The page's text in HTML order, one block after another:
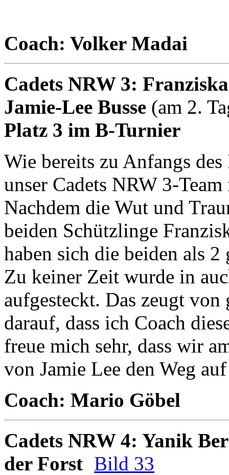
Coach: Volker Madai
Cadets NRW 3:
Jamie-Lee Busse (am 2.
Platz 3 im B-Turnier
Wie bereits zu Anfangs
unser Cadets NRW 3-
Nachdem die Wut und
beiden Schützlinge
haben sich die beiden als
Zu keiner Zeit wurde in
aufgesteckt. Das zeugt
darauf, dass ich Coach
freue mich sehr, dass wir
von Jamie Lee den Weg
Coach: Mario Göbel
Cadets NRW 4: Yanik
der Forst Bild 33